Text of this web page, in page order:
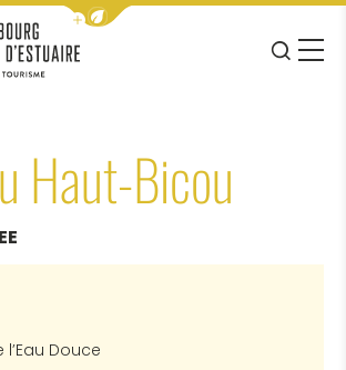
Afficher la barre de navigation
JE
MENU
Haut-Bicou
Douce